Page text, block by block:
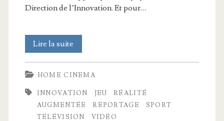
Direction de l’Innovation. Et pour…
Lire la suite
Garros
:
véritable
site
HOME CINEMA
INNOVATION JEU
RÉALITÉ
AUGMENTÉE
REPORTAGE
SPORT
TÉLÉVISION
VIDÉO